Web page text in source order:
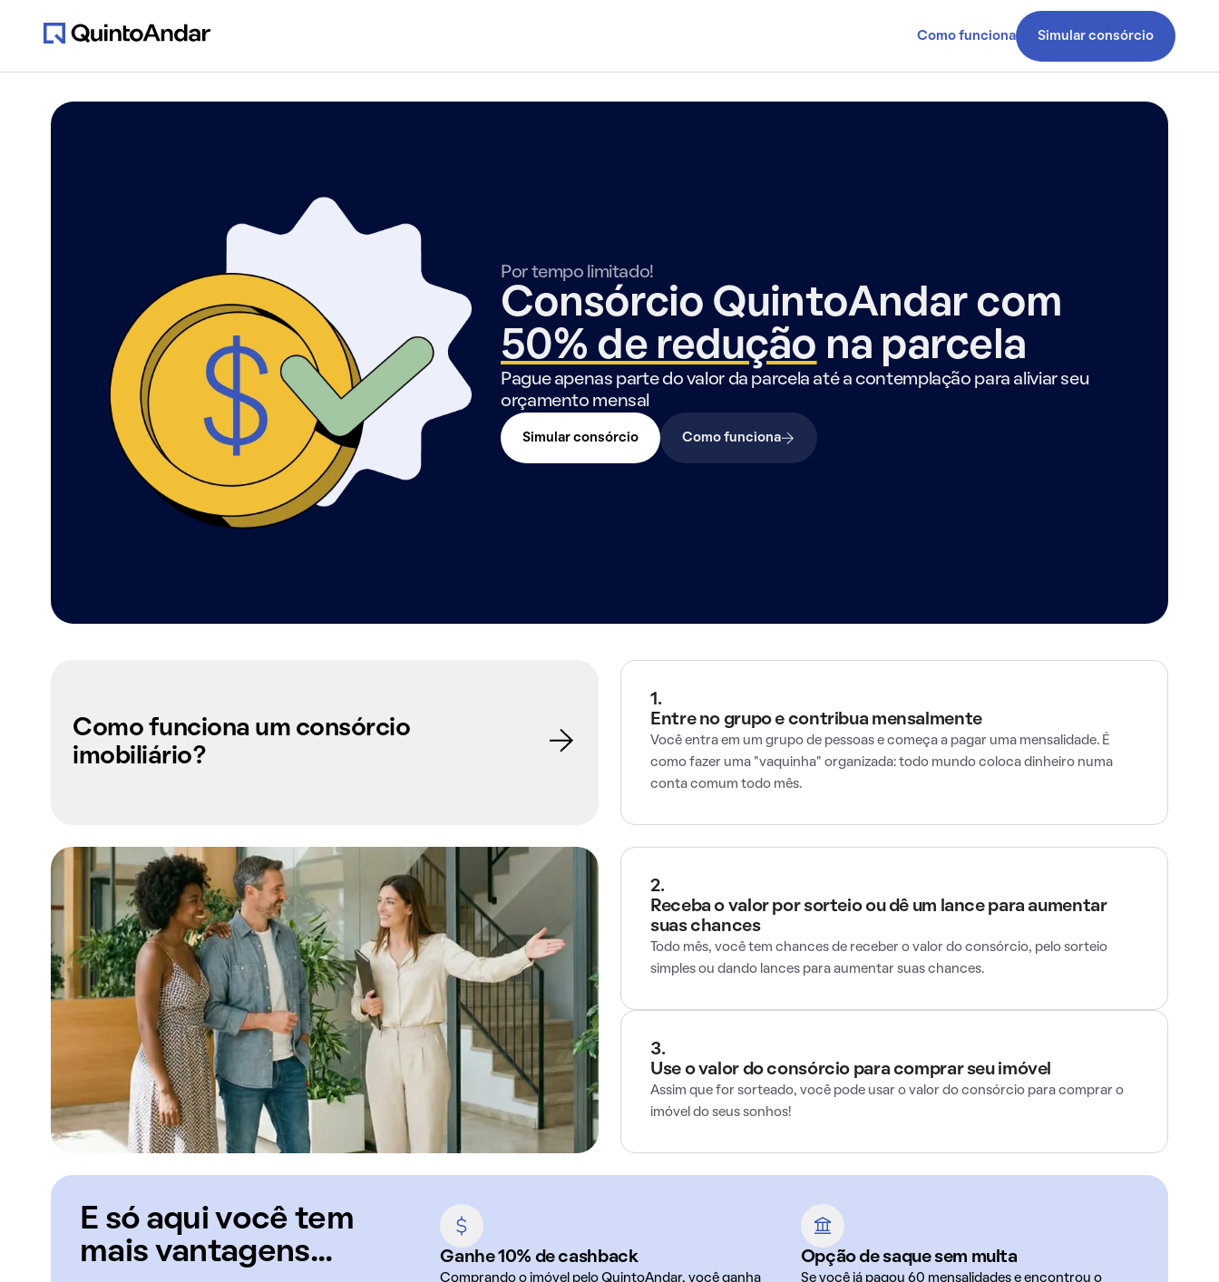
Como funciona Simular consórcio
Por tempo limitado!
Consórcio QuintoAndar com
50% de redução na parcela
Pague apenas parte do valor da parcela até a contemplação para aliviar seu
orçamento mensal
Simular consórcio Como funciona
Como funciona um consórcio
imobiliário?
1.
Entre no grupo e contribua mensalmente
Você entra em um grupo de pessoas e começa a pagar uma mensalidade. É
como fazer uma "vaquinha" organizada: todo mundo coloca dinheiro numa
conta comum todo mês.
2.
Receba o valor por sorteio ou dê um lance para aumentar
suas chances
Todo mês, você tem chances de receber o valor do consórcio, pelo sorteio
simples ou dando lances para aumentar suas chances.
3.
Use o valor do consórcio para comprar seu imóvel
Assim que for sorteado, você pode usar o valor do consórcio para comprar o
imóvel do seus sonhos!
E só aqui você tem
mais vantagens...
Ganhe 10% de cashback
Comprando o imóvel pelo QuintoAndar, você ganha
Opção de saque sem multa
Se você já pagou 60 mensalidades e encontrou o